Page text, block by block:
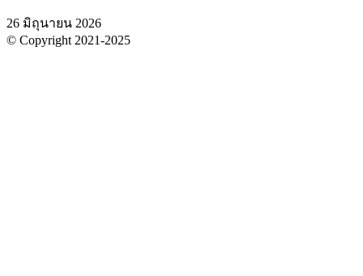
26 มิถุนายน 2026
© Copyright 2021-2025